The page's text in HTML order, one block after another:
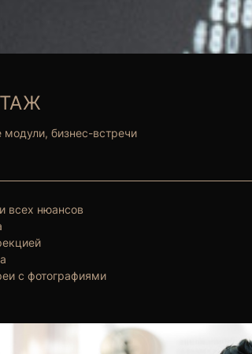
бизнес-встречи
всех нюансов
с фотографиями